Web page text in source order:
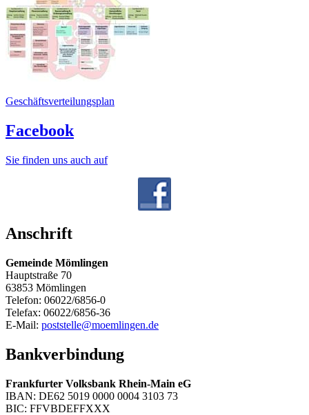
Geschäftsverteilungsplan
Facebook
Sie finden uns auch auf
Anschrift
Gemeinde Mömlingen
Hauptstraße 70
63853 Mömlingen
Telefon: 06022/6856-0
Telefax: 06022/6856-36
E-Mail: poststelle@moemlingen.de
Bankverbindung
Frankfurter Volksbank Rhein-Main eG
IBAN: DE62 5019 0000 0004 3103 73
BIC: FFVBDEFFXXX